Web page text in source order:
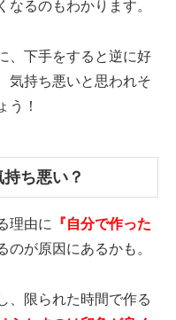
るのもわかります。
、下手をすると逆に好
気持ち悪いと思われそ
う！
ち悪い？
理由に
『自分で作った
のが原因にあるかも。
、限られた時間で作る